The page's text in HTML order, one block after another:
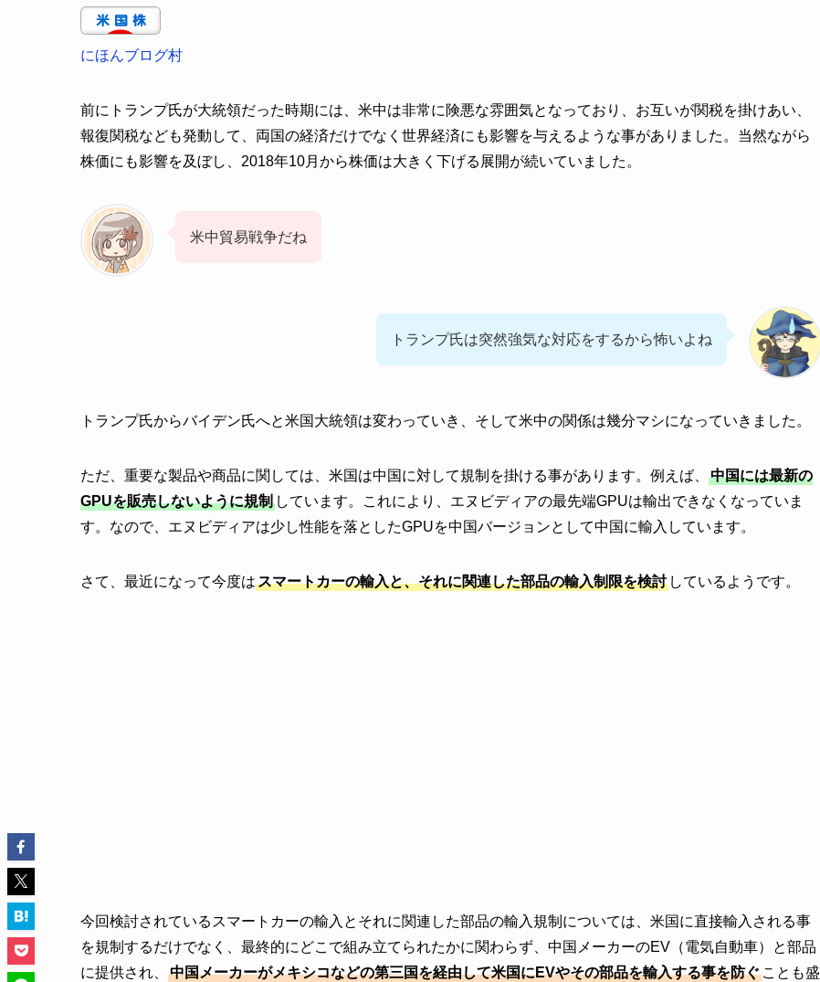
にほんブログ村
前にトランプ氏が大統領だった時期には、米中は非常に険悪な雰囲気となっており、お互いが関税を掛けあい、
報復関税なども発動して、両国の経済だけでなく世界経済にも影響を与えるような事がありました。当然ながら
株価にも影響を及ぼし、2018年10月から株価は大きく下げる展開が続いていました。
米中貿易戦争だね
トランプ氏は突然強気な対応をするから怖いよね
トランプ氏からバイデン氏へと米国大統領は変わっていき、そして米中の関係は幾分マシになっていきました。
ただ、重要な製品や商品に関しては、米国は中国に対して規制を掛ける事があります。例えば、
中国には最新の
GPUを販売しないように規制 しています。これにより、エヌビディアの最先端GPUは輸出できなくなっていま
す。なので、エヌビディアは少し性能を落としたGPUを中国バージョンとして中国に輸入しています。
さて、最近になって今度はスマートカーの輸入と、それに関連した部品の輸入制限を検討 しているようです。
今回検討されているスマートカーの輸入とそれに関連した部品の輸入規制については、米国に直接輸入される事
を規制するだけでなく、最終的にどこで組み立てられたかに関わらず、中国メーカーのEV（電気自動車）と部品
に提供され、
中国メーカーがメキシコなどの第三国を経由して米国にEVやその部品を輸入する事を防ぐ ことも盛